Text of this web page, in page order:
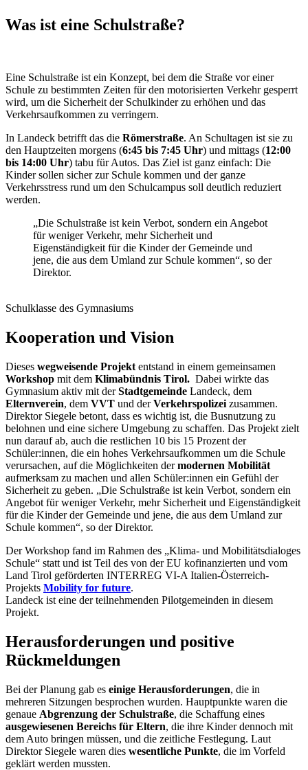
Was ist eine Schulstraße?
Eine Schulstraße ist ein Konzept, bei dem die Straße vor einer
Schule zu bestimmten Zeiten für den motorisierten Verkehr gesperrt
wird, um die Sicherheit der Schulkinder zu erhöhen und das
Verkehrsaufkommen zu verringern.
In Landeck betrifft das die Römerstraße. An Schultagen ist sie zu
den Hauptzeiten morgens (6:45 bis 7:45 Uhr) und mittags (12:00
bis 14:00 Uhr) tabu für Autos. Das Ziel ist ganz einfach: Die
Kinder sollen sicher zur Schule kommen und der ganze
Verkehrsstress rund um den Schulcampus soll deutlich reduziert
werden.
„Die Schulstraße ist kein Verbot, sondern ein Angebot
für weniger Verkehr, mehr Sicherheit und
Eigenständigkeit für die Kinder der Gemeinde und
jene, die aus dem Umland zur Schule kommen“, so der
Direktor.
Schulklasse des Gymnasiums
Kooperation und Vision
Dieses wegweisende Projekt entstand in einem gemeinsamen
Workshop mit dem Klimabündnis Tirol. Dabei wirkte das
Gymnasium aktiv mit derStadtgemeinde Landeck, dem
Elternverein, dem VVT und derVerkehrspolizei zusammen.
Direktor Siegele betont, dass es wichtig ist, die Busnutzung zu
belohnen und eine sichere Umgebung zu schaffen. Das Projekt zielt
nun darauf ab, auch die restlichen 10 bis 15 Prozent der
Schüler:innen, die ein hohes Verkehrsaufkommen um die Schule
verursachen, auf die Möglichkeiten dermodernen Mobilität
aufmerksam zu machen und allen Schüler:innen ein Gefühl der
Sicherheit zu geben. „Die Schulstraße ist kein Verbot, sondern ein
Angebot für weniger Verkehr, mehr Sicherheit und Eigenständigkeit
für die Kinder der Gemeinde und jene, die aus dem Umland zur
Schule kommen“, so der Direktor.
Der Workshop fand im Rahmen des „Klima- und Mobilitätsdialoges
Schule“ statt und ist Teil des von der EU kofinanzierten und vom
Land Tirol geförderten INTERREG VI-A Italien-Österreich-
Projekts Mobility for future.
Landeck ist eine der teilnehmenden Pilotgemeinden in diesem
Projekt.
Herausforderungen und positive
Rückmeldungen
Bei der Planung gab es einige Herausforderungen, die in
mehreren Sitzungen besprochen wurden. Hauptpunkte waren die
genaue Abgrenzung der Schulstraße, die Schaffung eines
ausgewiesenen Bereichs für Eltern, die ihre Kinder dennoch mit
dem Auto bringen müssen, und die zeitliche Festlegung. Laut
Direktor Siegele waren dies wesentliche Punkte, die im Vorfeld
geklärt werden mussten.